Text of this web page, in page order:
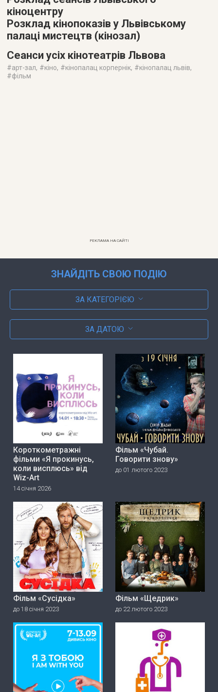
кіноцентру
Розклад кінопоказів у Львівському
палаці мистецтв (кінозал)
Сеанси усіх кінотеатрів Львова
#арт-зал, #кіно, #кінопалац корпернік, #кінопалац львів,
#фільм
РЕКЛАМА НА САЙТІ
ЗНАЙДІТЬ СВОЮ ПОДІЮ
ЗА КАТЕГОРІЄЮ
ЗА ДАТОЮ
Короткометражні
фільми «Я прокинусь,
коли висплюсь» від
Wiz-Art
14 січня 2026
Фільм «Чубай.
Говорити знову»
до 01 лютого 2023
Фільм «Сусідка»
до 18 січня 2023
Фільм «Щедрик»
до 22 лютого 2023